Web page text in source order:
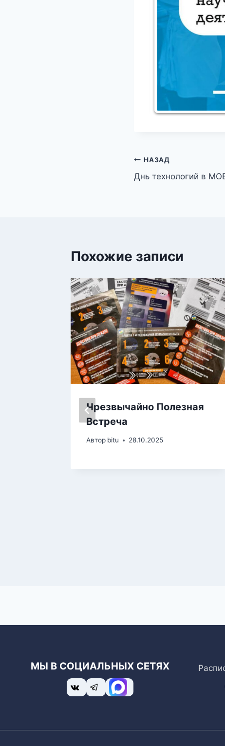
Навигация
по
НАЗАД
Днь технологий в
Похожие записи
Чрезвычайно Полезная
Встреча
Автор bitu 28.10.2025
МЫ В СОЦИАЛЬНЫХ СЕТЯХ